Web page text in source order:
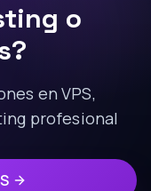
o
en VPS,
profesional